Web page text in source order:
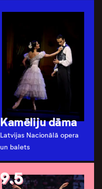
Kamēliju dāma
Latvijas Nacionālā opera
un balets
9.5